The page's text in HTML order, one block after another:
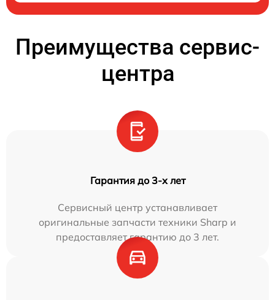
Преимущества сервис-
центра
Гарантия до 3-х лет
Сервисный центр устанавливает
оригинальные запчасти техники Sharp и
предоставляет гарантию до 3 лет.